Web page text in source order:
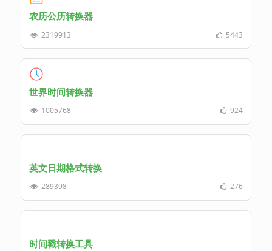
农历公历转换器
2319913 5443
世界时间转换器
1005768 924
英文日期格式转换
289398 276
时间戳转换工具